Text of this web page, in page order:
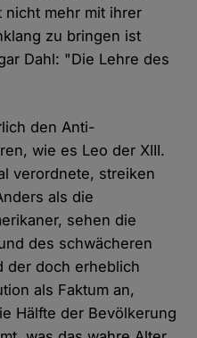
nicht mehr mit ihrer
zu bringen ist
Dahl: "Die Lehre des
den Anti-
wie es Leo der XIII.
verordnete, streiken
als die
sehen die
des schwächeren
der doch erheblich
als Faktum an,
Hälfte der Bevölkerung